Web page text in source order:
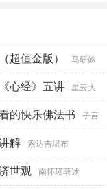
超值金版） 马研姝
心经》五讲 星云大
的快乐佛法书 子言
解 索达吉堪布
世观 南怀瑾著述